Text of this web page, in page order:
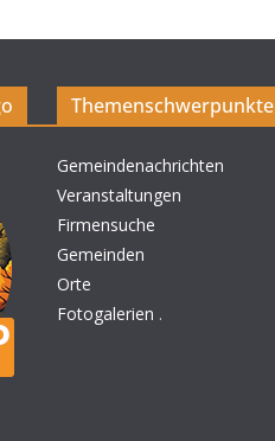
Themenschwerpunkte
Gemeindenachrichten
Veranstaltungen
Firmensuche
Gemeinden
Orte
Fotogalerien .